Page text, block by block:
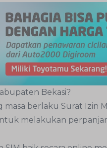
Bekasi?
masa berlaku Surat Izin
melakukan